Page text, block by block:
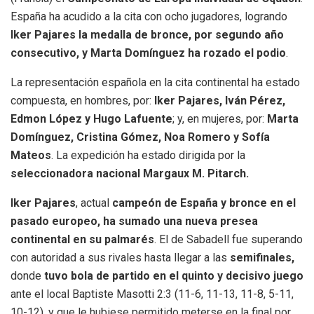
España ha acudido a la cita con ocho jugadores, logrando
Iker Pajares la medalla de bronce, por segundo año
consecutivo, y Marta Domínguez ha rozado el podio.
La representación española en la cita continental ha estado
compuesta, en hombres, por: Iker Pajares, Iván Pérez,
Edmon López y Hugo Lafuente; y, en mujeres, por: Marta
Domínguez, Cristina Gómez, Noa Romero y Sofía
Mateos. La expedición ha estado dirigida por la
seleccionadora nacional Margaux M. Pitarch.
Iker Pajares, actual campeón de España y bronce en el
pasado europeo, ha sumado una nueva presea
continental en su palmarés. El de Sabadell fue superando
con autoridad a sus rivales hasta llegar a las semifinales,
donde tuvo bola de partido en el quinto y decisivo juego
ante el local Baptiste Masotti 2:3 (11-6, 11-13, 11-8, 5-11,